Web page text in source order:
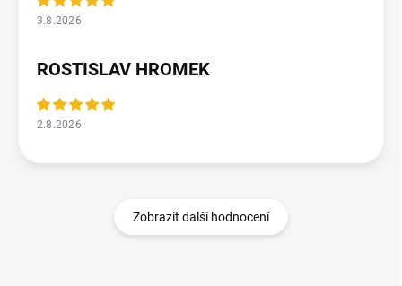
3.8.2026
ROSTISLAV HROMEK
2.8.2026
Zobrazit další hodnocení